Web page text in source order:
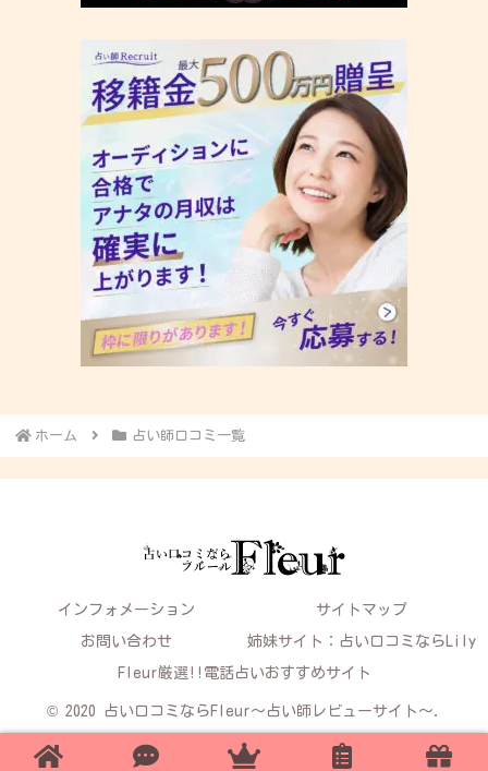
ホーム 占い師口コミ一覧
インフォメーション サイトマップ
お問い合わせ 姉妹サイト：占い口コミならLily
Fleur厳選!!電話占いおすすめサイト
© 2020 占い口コミならFleur～占い師レビューサイト～.